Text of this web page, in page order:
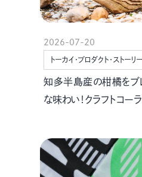
2026-07-20
トーカイ・プロダクト・ストーリー
知多半島産の柑橘をブ
な味わい！クラフトコー